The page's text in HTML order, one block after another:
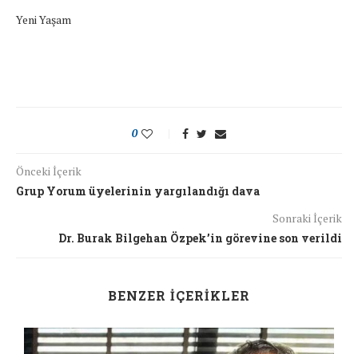
Yeni Yaşam
0
Önceki İçerik
Grup Yorum üyelerinin yargılandığı dava
Sonraki İçerik
Dr. Burak Bilgehan Özpek’in görevine son verildi
BENZER İÇERIKLER